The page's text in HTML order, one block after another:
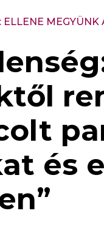
ELLENE
és